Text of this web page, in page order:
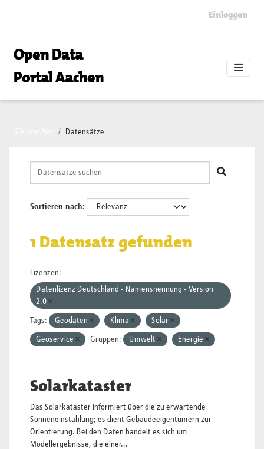
Einloggen
Open Data
Portal Aachen
Datensätze
Sortieren nach
1 Datensatz gefunden
Lizenzen:
Datenlizenz Deutschland - Namensnennung - Version
2.0
Tags: Geodaten Klima Solar
Geoservice Gruppen: Umwelt Energie
Solarkataster
Das Solarkataster informiert über die zu erwartende
Sonneneinstahlung; es dient Gebäudeeigentümern zur
Orientierung. Bei den Daten handelt es sich um
Modellergebnisse, die einer...